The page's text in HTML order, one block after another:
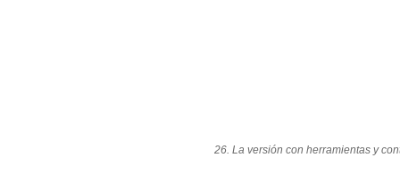
26. La versión con herramientas y